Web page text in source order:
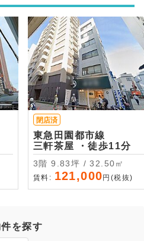
閉店済
東急田園都市線
三軒茶屋 ・徒歩11分
3階 9.83坪 / 32.50㎡
賃料: 121,000 円(税抜)
を探す